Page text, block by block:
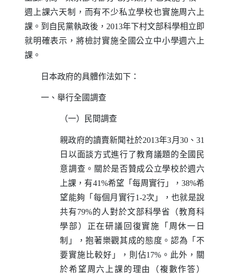
週上課六天制，而有不少私立學校也實施周六上
課。到自民黨執政後， 2013年下村文部科學相立即
就明確表示，將檢討實施全國公立中小學週六上
課。
日本政府的具體作法如下：
一、舉行全國調查
（一）民間調查
親政府的讀賣新聞社於2013年3月 30、31
日以面談方式進行了教育議題的全國民
意調查。關於是否贊成公立學校於週六
上課，有41%希望「每周實行」， 38%希
望能夠「每個月實行1-2次」，也就是說
共有79%的人對於文部科學省（教育科
學部）正在研議回復實施「周休一日
制」，抱著樂觀其成的態度。認為「不
要實施比較好」，則佔17% 。此外，關
於希望周六上課的理由（複數作答）